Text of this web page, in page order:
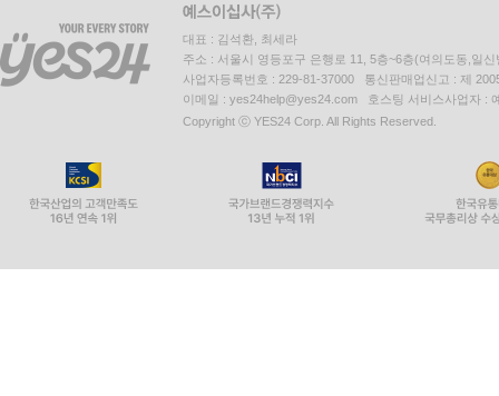
대표 : 김석환, 최세라
주소 : 서울시 영등포구 은행로 11, 5층~6층(여의도동,일신
사업자등록번호 : 229-81-37000 통신판매업신고 : 제
이메일 : yes24help@yes24.com 호스팅 서비스사업자 :
Copyright ⓒ YES24 Corp. All Rights Reserved.